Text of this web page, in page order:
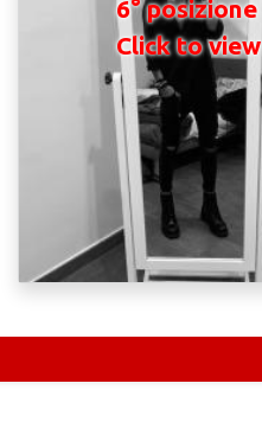
6° posizione
Click to view